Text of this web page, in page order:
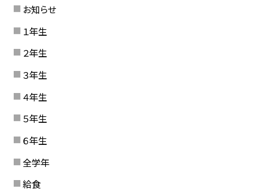
お知らせ
１年生
２年生
３年生
４年生
５年生
６年生
全学年
給食